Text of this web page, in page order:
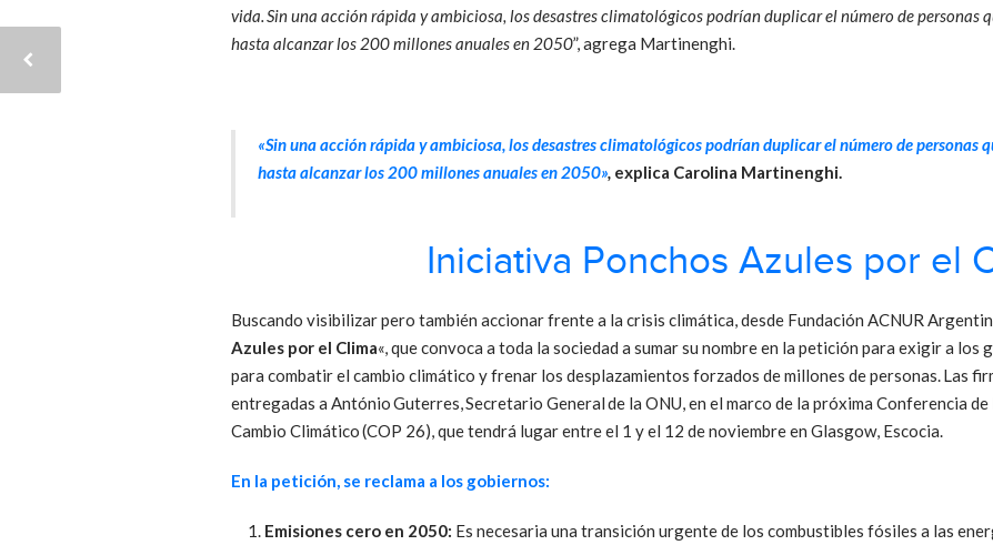
vida. Sin una acción rápida y ambiciosa, los desastres climatológicos podrían duplicar el número de personas
hasta alcanzar los 200 millones anuales en 2050”, agrega Martinenghi.
«Sin una acción rápida y ambiciosa, los desastres climatológicos podrían duplicar el número de personas
hasta alcanzar los 200 millones anuales en 2050», explica Carolina Martinenghi.
Iniciativa Ponchos Azules por el
Buscando visibilizar pero también accionar frente a la crisis climática, desde Fundación ACNUR
Azules por el Clima«, que convoca a toda la sociedad a sumar su nombre en la petición para exigir a
para combatir el cambio climático y frenar los desplazamientos forzados de millones de personas. Las
entregadas a António Guterres, Secretario General de la ONU, en el marco de la próxima Conferencia
Cambio Climático (COP 26), que tendrá lugar entre el 1 y el 12 de noviembre en Glasgow, Escocia.
En la petición, se reclama a los gobiernos:
Emisiones cero en 2050: Es necesaria una transición urgente de los combustibles fósiles a las